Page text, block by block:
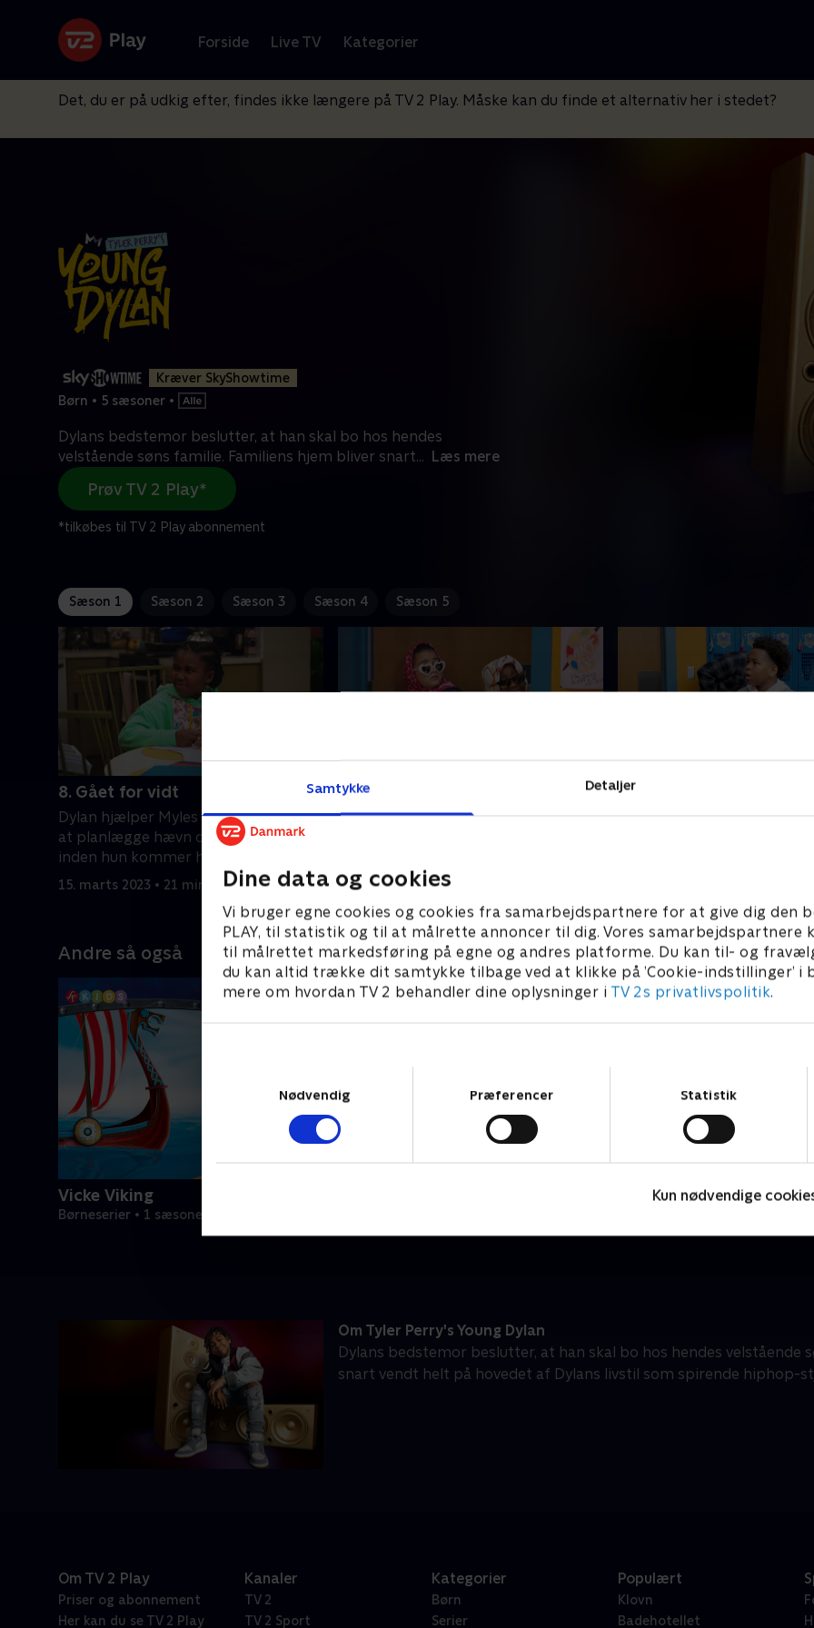
Samtykke Detaljer
Dine data og cookies
Vi bruger egne cookies og cookies fra samarbejdspartnere for at give dig den
PLAY, til statistik og til at målrette annoncer til dig. Vores samarbejdspartnere
til målrettet markedsføring på egne og andres platforme. Du kan til- og
du kan altid trække dit samtykke tilbage ved at klikke på ’Cookie-indstillinger’ i
mere om hvordan TV 2 behandler dine oplysninger i TV 2s privatlivspolitik.
Nødvendig
Præferencer Statistik
Kun nødvendige
Forside Live TV Kategorier
Det, du er på udkig efter, findes ikke længere på TV 2 Play. Måske kan du finde et alternativ her i stedet?
Kræver SkyShowtime
Børn • 5 sæsoner •
Dylans bedstemor beslutter, at han skal bo hos hendes
velstående søns familie. Familiens hjem bliver snart... Læs mere
Prøv TV 2 Play*
*tilkøbes til TV 2 Play abonnement
Sæson 1 Sæson 2 Sæson 3 Sæson 4 Sæson 5
8. Gået for vidt
Dylan hjælper Myles og Yasmine med
at planlægge hævn over Rebecca,
inden hun kommer hjem.
15. marts 2023 • 21 min
11. Naturlig skønhed
Dylan forsøger at hjælpe Charlie med
15. marts 2023 • 21 min
6. Rytmepartnere
Andre så også
Vicke Viking
Børneserier • 1 sæsoner
Miniteve: Musikinstrumenter
Om Tyler Perry's Young Dylan
Dylans bedstemor beslutter, at han skal bo hos hendes velstående
snart vendt helt på hovedet af Dylans livstil som spirende hiphop-
Om TV 2 Play
Priser og abonnement
Her kan du se TV 2 Play
Kanaler
TV 2
TV 2 Sport
Kategorier
Børn
Serier
Populært
Klovn
Badehotellet